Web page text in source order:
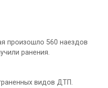
произошло 560 наездов
ранения.
видов ДТП.